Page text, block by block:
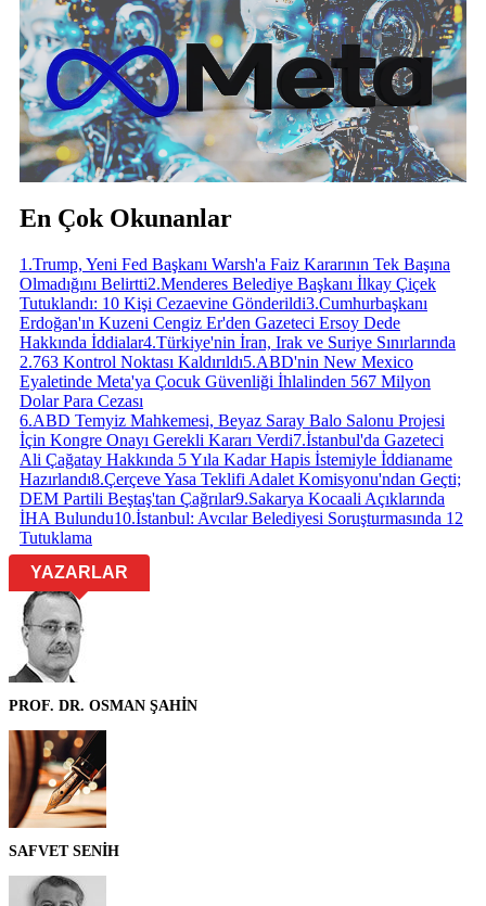
En Çok Okunanlar
1 .Trump, Yeni Fed Başkanı Warsh'a Faiz Kararının Tek Başına
Olmadığını Belirtti2.Menderes Belediye Başkanı İlkay Çiçek
Tutuklandı: 10 Kişi Cezaevine Gönderildi3.Cumhurbaşkanı
Erdoğan'ın Kuzeni Cengiz Er'den Gazeteci Ersoy Dede
Hakkında İddialar4.Türkiye'nin İran, Irak ve Suriye Sınırlarında
2.763 Kontrol Noktası Kaldırıldı5.ABD'nin New Mexico
Eyaletinde Meta'ya Çocuk Güvenliği İhlalinden 567 Milyon
Dolar Para Cezası
6.ABD Temyiz Mahkemesi, Beyaz Saray Balo Salonu Projesi
İçin Kongre Onayı Gerekli Kararı Verdi7.İstanbul'da Gazeteci
Ali Çağatay Hakkında 5 Yıla Kadar Hapis İstemiyle İddianame
Hazırlandı8.Çerçeve Yasa Teklifi Adalet Komisyonu'ndan Geçti;
DEM Partili Beştaş'tan Çağrılar9.Sakarya Kocaali Açıklarında
İHA Bulundu10.İstanbul: Avcılar Belediyesi Soruşturmasında 12
Tutuklama
YAZARLAR
PROF. DR. OSMAN ŞAHİN
SAFVET SENİH